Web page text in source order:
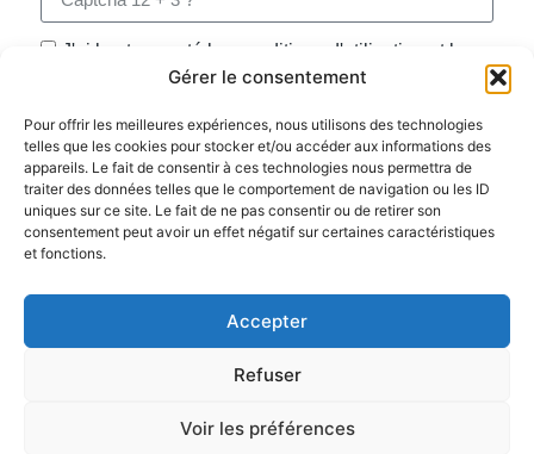
Gérer le consentement
Pour offrir les meilleures expériences, nous utilisons des technologies
telles que les cookies pour stocker et/ou accéder aux informations des
appareils. Le fait de consentir à ces technologies nous permettra de
traiter des données telles que le comportement de navigation ou les ID
uniques sur ce site. Le fait de ne pas consentir ou de retirer son
consentement peut avoir un effet négatif sur certaines caractéristiques
et fonctions.
Accepter
Refuser
Voir les préférences
J'ai lu et accepté les conditions d'utilisation et la
protection de la vie privée
Cliquez, on vous appelle
01mail
info@easservices.fr
société
Copyright ©
Services |